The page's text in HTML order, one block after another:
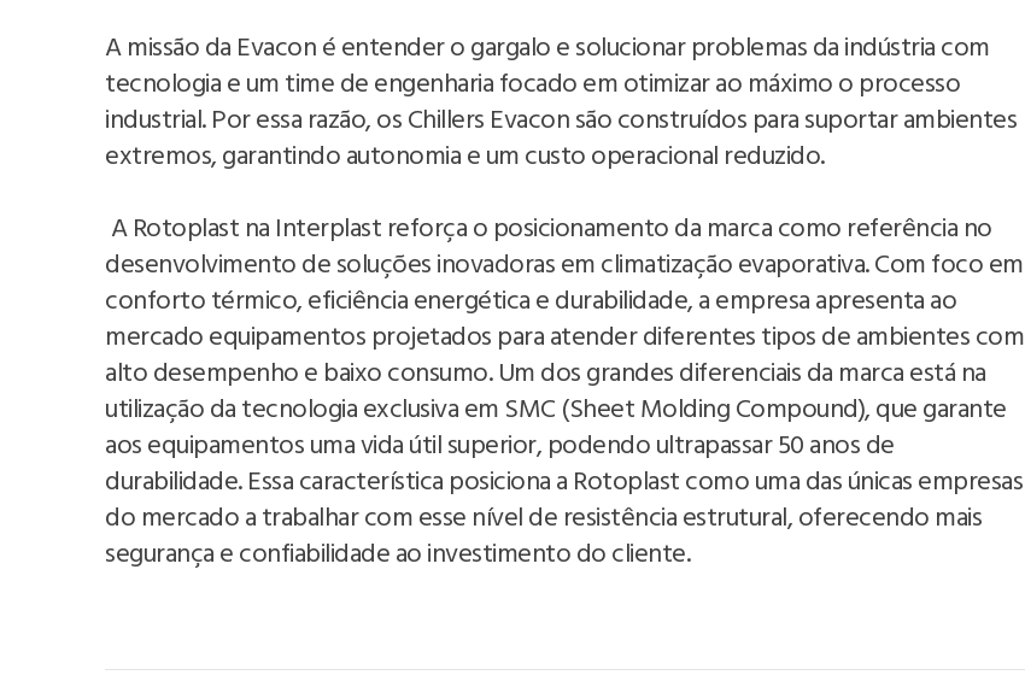
A missão da Evacon é entender o gargalo e solucionar problemas da indústria com
tecnologia e um time de engenharia focado em otimizar ao máximo o processo
industrial. Por essa razão, os Chillers Evacon são construídos para suportar ambientes
extremos, garantindo autonomia e um custo operacional reduzido.
A Rotoplast na Interplast reforça o posicionamento da marca como referência no
desenvolvimento de soluções inovadoras em climatização evaporativa. Com foco em
conforto térmico, eficiência energética e durabilidade, a empresa apresenta ao
mercado equipamentos projetados para atender diferentes tipos de ambientes com
alto desempenho e baixo consumo. Um dos grandes diferenciais da marca está na
utilização da tecnologia exclusiva em SMC (Sheet Molding Compound), que garante
aos equipamentos uma vida útil superior, podendo ultrapassar 50 anos de
durabilidade. Essa característica posiciona a Rotoplast como uma das únicas empresas
do mercado a trabalhar com esse nível de resistência estrutural, oferecendo mais
segurança e confiabilidade ao investimento do cliente.